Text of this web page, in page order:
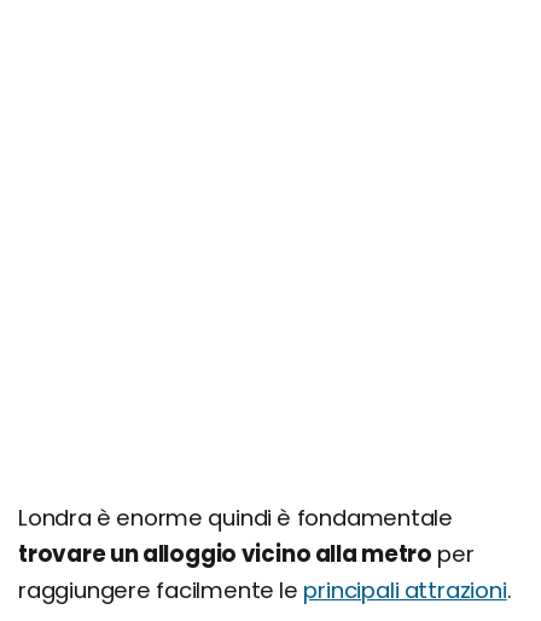
Londra è sicura? Ecco le zone da evitare
Londra è enorme quindi è fondamentale
trovare un alloggio vicino alla metro per
raggiungere facilmente le principali attrazioni.